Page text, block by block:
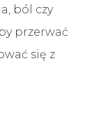
ból czy
przerwać
się z